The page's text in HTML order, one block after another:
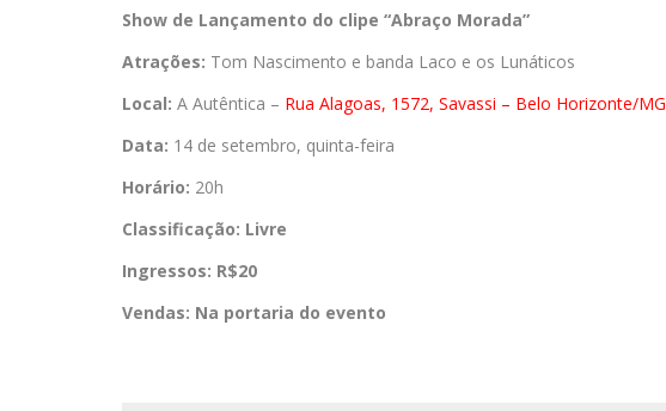
Show de Lançamento do clipe “Abraço Morada”
Atrações: Tom Nascimento e banda Laco e os Lunáticos
Local: A Autêntica – Rua Alagoas, 1572, Savassi – Belo Horizonte/MG
Data: 14 de setembro, quinta-feira
Horário: 20h
Classificação: Livre
Ingressos: R$20
Vendas: Na portaria do evento